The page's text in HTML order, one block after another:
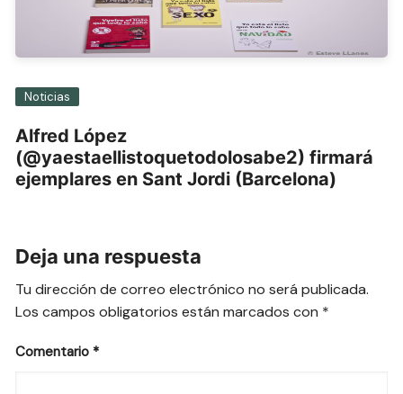
Noticias
Alfred López
(@yaestaellistoquetodolosabe2) firmará
ejemplares en Sant Jordi (Barcelona)
Deja una respuesta
Tu dirección de correo electrónico no será publicada.
Los campos obligatorios están marcados con *
Comentario *